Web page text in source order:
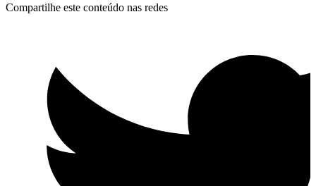
Compartilhe este conteúdo nas redes